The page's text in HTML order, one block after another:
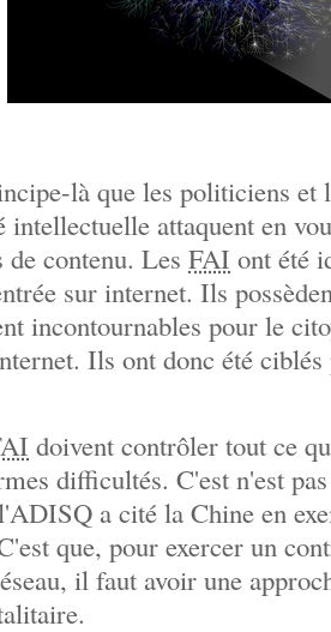
là que les politiciens et
intellectuelle attaquent en
contenu. Les FAI ont été
sur internet. Ils
incontournables pour le
Ils ont donc été
doivent contrôler tout ce
difficultés. C'est n'est
a cité la Chine en
que, pour exercer un
il faut avoir une